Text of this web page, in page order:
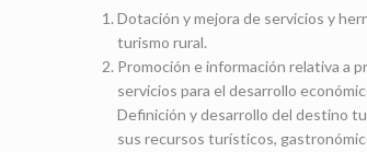
Dotación y mejora de servicios y
turismo rural.
Promoción e información relativa a
servicios para el desarrollo
Definición y desarrollo del destino
sus recursos turísticos,